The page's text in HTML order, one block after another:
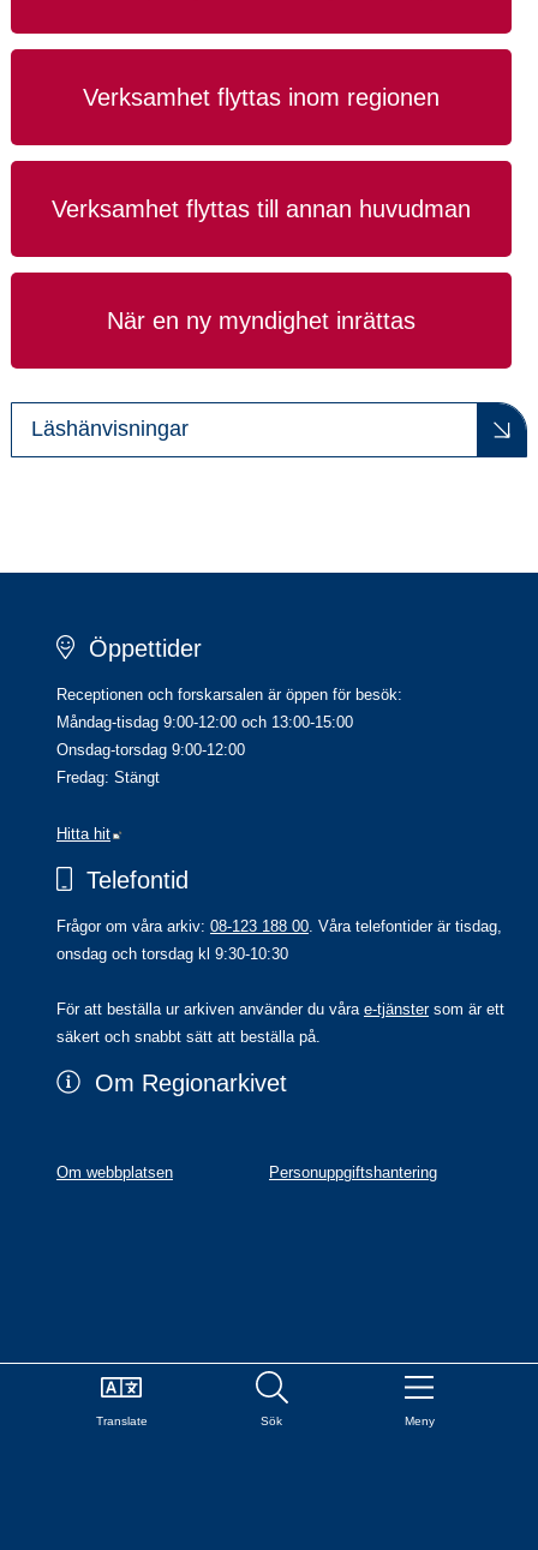
Translate Sök Meny
Verksamhet flyttas inom regionen
Verksamhet flyttas till annan huvudman
När en ny myndighet inrättas
Läshänvisningar
Öppettider
Receptionen och forskarsalen är öppen för besök:
Måndag-tisdag 9:00-12:00 och 13:00-15:00
Onsdag-torsdag 9:00-12:00
Fredag: Stängt
Hitta hit
Telefontid
Frågor om våra arkiv: 08-123 188 00 . Våra telefontider är tisdag,
onsdag och torsdag kl 9:30-10:30
För att beställa ur arkiven använder du våra e-tjänster som är ett
säkert och snabbt sätt att beställa på.
Om Regionarkivet
Om webbplatsen Personuppgiftshantering